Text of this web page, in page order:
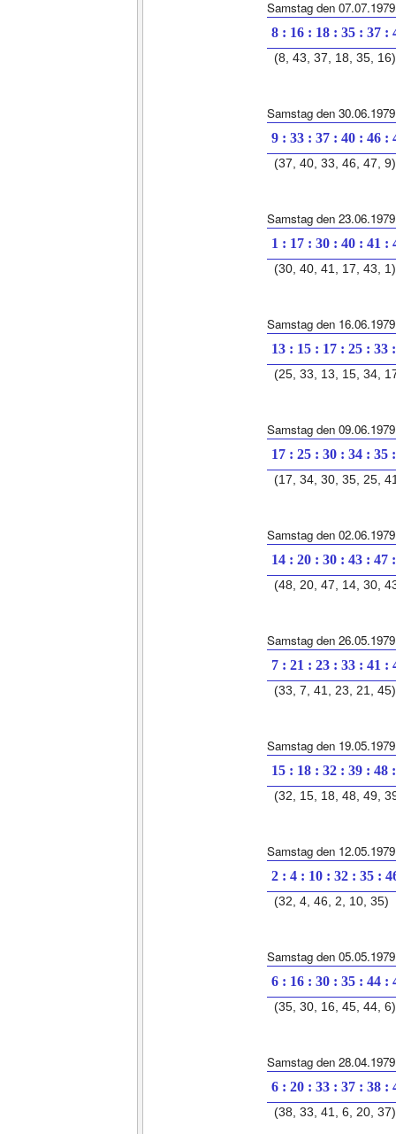
Samstag den 07.07.1979
8 : 16 : 18 : 35 : 37 :
(8, 43, 37, 18, 35, 16)
Samstag den 30.06.1979
9 : 33 : 37 : 40 : 46 :
(37, 40, 33, 46, 47, 9)
Samstag den 23.06.1979
1 : 17 : 30 : 40 : 41 :
(30, 40, 41, 17, 43, 1)
Samstag den 16.06.1979
13 : 15 : 17 : 25 : 33
(25, 33, 13, 15, 34,
Samstag den 09.06.1979
17 : 25 : 30 : 34 : 35
(17, 34, 30, 35, 25,
Samstag den 02.06.1979
14 : 20 : 30 : 43 : 47
(48, 20, 47, 14, 30,
Samstag den 26.05.1979
7 : 21 : 23 : 33 : 41 :
(33, 7, 41, 23, 21, 45)
Samstag den 19.05.1979
15 : 18 : 32 : 39 : 48
(32, 15, 18, 48, 49,
Samstag den 12.05.1979
2 : 4 : 10 : 32 : 35 :
(32, 4, 46, 2, 10, 35)
Samstag den 05.05.1979
6 : 16 : 30 : 35 : 44 :
(35, 30, 16, 45, 44, 6)
Samstag den 28.04.1979
6 : 20 : 33 : 37 : 38 :
(38, 33, 41, 6, 20, 37)